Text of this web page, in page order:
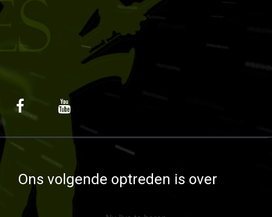
Ons volgende optreden is over